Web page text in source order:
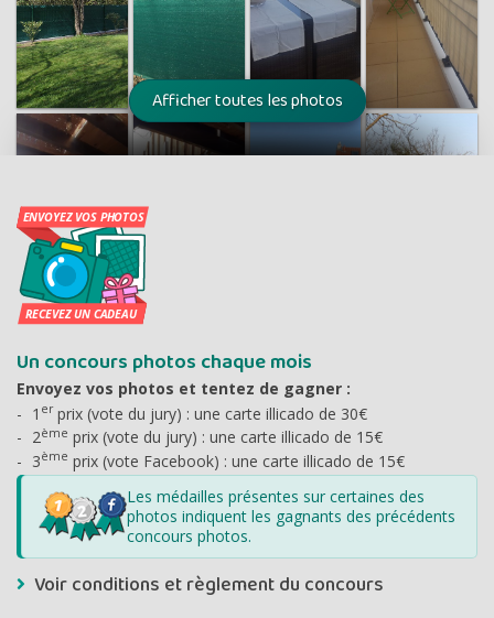
Un concours photos chaque mois
Envoyez vos photos et tentez de gagner :
1 erprix (vote du jury) : une carte illicado de 30€
2ème prix (vote du jury) : une carte illicado de 15€
3ème prix (vote Facebook) : une carte illicado de 15€
Les médailles présentes sur certaines des
photos indiquent les gagnants des précédents
concours photos.
Voir conditions et règlement du concours